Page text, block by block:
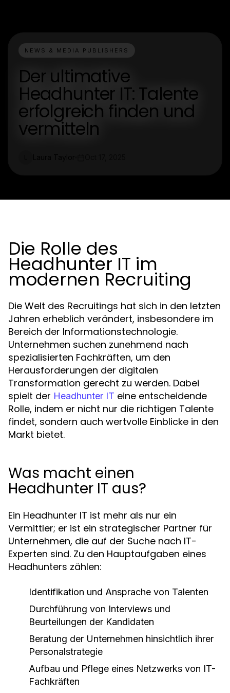
NEWS & MEDIA PUBLISHERS
Der ultimative
Headhunter IT: Talente
erfolgreich finden und
vermitteln
Die Rolle des
Headhunter IT im
modernen Recruiting
Die Welt des Recruitings hat sich in den letzten
Jahren erheblich verändert, insbesondere im
Bereich der Informationstechnologie.
Unternehmen suchen zunehmend nach
spezialisierten Fachkräften, um den
Herausforderungen der digitalen
Transformation gerecht zu werden. Dabei
spielt der Headhunter IT eine entscheidende
Rolle, indem er nicht nur die richtigen Talente
findet, sondern auch wertvolle Einblicke in den
Markt bietet.
Was macht einen
Headhunter IT aus?
Ein Headhunter IT ist mehr als nur ein
Vermittler; er ist ein strategischer Partner für
Unternehmen, die auf der Suche nach IT-
Experten sind. Zu den Hauptaufgaben eines
Headhunters zählen:
Identifikation und Ansprache von Talenten
Durchführung von Interviews und
Beurteilungen der Kandidaten
Beratung der Unternehmen hinsichtlich ihrer
Personalstrategie
Aufbau und Pflege eines Netzwerks von IT-
Fachkräften